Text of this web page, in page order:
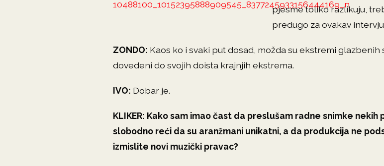
pjesme toliko razlikuju,
predugo za ovakav
ZONDO: Kaos ko i svaki put dosad, možda su ekstremi
dovedeni do svojih doista krajnjih ekstrema.
IVO: Dobar je.
KLIKER: Kako sam imao čast da preslušam radne snimke
slobodno reći da su aranžmani unikatni, a da produkcija ne
izmislite novi muzički pravac?